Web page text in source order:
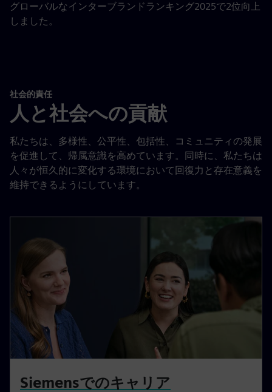
グローバルなインターブランドランキング2025で2位向上
しました。
社会的責任
人と社会への貢献
私たちは、多様性、公平性、包括性、コミュニティの発展
を促進して、帰属意識を高めています。同時に、私たちは
人々が恒久的に変化する環境において回復力と存在意義を
維持できるようにしています。
Siemensでのキャリア